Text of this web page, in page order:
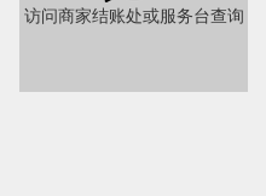
访问商家结账处或服务台查询